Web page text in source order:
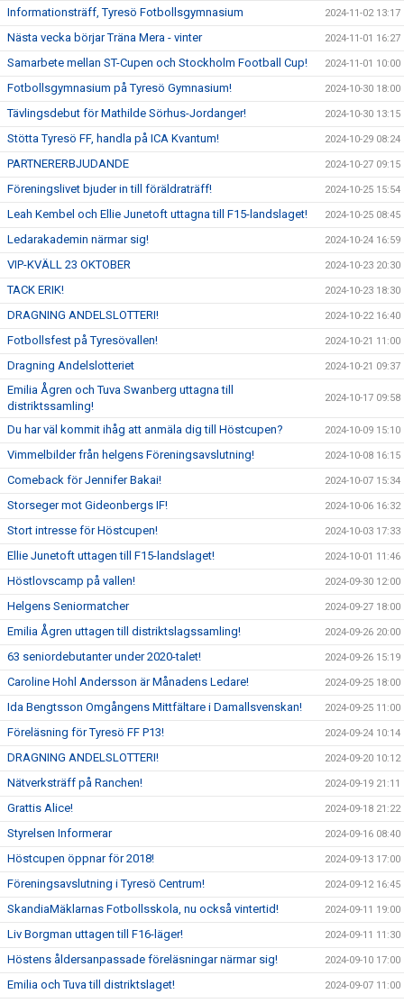
Informationsträff, Tyresö Fotbollsgymnasium 2024-11-02 13:17
Nästa vecka börjar Träna Mera - vinter 2024-11-01 16:27
Samarbete mellan ST-Cupen och Stockholm Football Cup! 2024-11-01 10:00
Fotbollsgymnasium på Tyresö Gymnasium! 2024-10-30 18:00
Tävlingsdebut för Mathilde Sörhus-Jordanger! 2024-10-30 13:15
Stötta Tyresö FF, handla på ICA Kvantum! 2024-10-29 08:24
PARTNERERBJUDANDE 2024-10-27 09:15
Föreningslivet bjuder in till föräldraträff! 2024-10-25 15:54
Leah Kembel och Ellie Junetoft uttagna till F15-landslaget! 2024-10-25 08:45
Ledarakademin närmar sig! 2024-10-24 16:59
VIP-KVÄLL 23 OKTOBER 2024-10-23 20:30
TACK ERIK! 2024-10-23 18:30
DRAGNING ANDELSLOTTERI! 2024-10-22 16:40
Fotbollsfest på Tyresövallen! 2024-10-21 11:00
Dragning Andelslotteriet 2024-10-21 09:37
Emilia Ågren och Tuva Swanberg uttagna till
distriktssamling!
2024-10-17 09:58
Du har väl kommit ihåg att anmäla dig till Höstcupen? 2024-10-09 15:10
Vimmelbilder från helgens Föreningsavslutning! 2024-10-08 16:15
Comeback för Jennifer Bakai! 2024-10-07 15:34
Storseger mot Gideonbergs IF! 2024-10-06 16:32
Stort intresse för Höstcupen! 2024-10-03 17:33
Ellie Junetoft uttagen till F15-landslaget! 2024-10-01 11:46
Höstlovscamp på vallen! 2024-09-30 12:00
Helgens Seniormatcher 2024-09-27 18:00
Emilia Ågren uttagen till distriktslagssamling! 2024-09-26 20:00
63 seniordebutanter under 2020-talet! 2024-09-26 15:19
Caroline Hohl Andersson är Månadens Ledare! 2024-09-25 18:00
Ida Bengtsson Omgångens Mittfältare i Damallsvenskan! 2024-09-25 11:00
Föreläsning för Tyresö FF P13! 2024-09-24 10:14
DRAGNING ANDELSLOTTERI! 2024-09-20 10:12
Nätverksträff på Ranchen! 2024-09-19 21:11
Grattis Alice! 2024-09-18 21:22
Styrelsen Informerar 2024-09-16 08:40
Höstcupen öppnar för 2018! 2024-09-13 17:00
Föreningsavslutning i Tyresö Centrum! 2024-09-12 16:45
SkandiaMäklarnas Fotbollsskola, nu också vintertid! 2024-09-11 19:00
Liv Borgman uttagen till F16-läger! 2024-09-11 11:30
Höstens åldersanpassade föreläsningar närmar sig! 2024-09-10 17:00
Emilia och Tuva till distriktslaget! 2024-09-07 11:00